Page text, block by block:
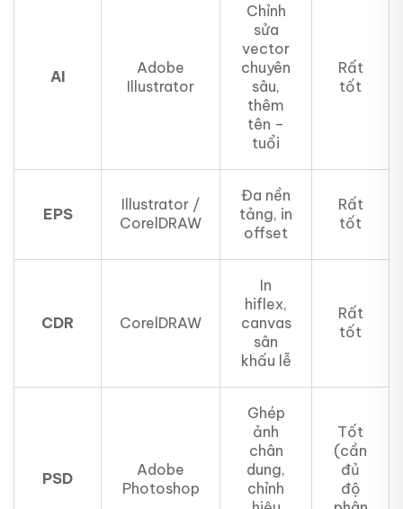
AI
Adobe
Illustrator
Chỉnh
sửa
vector
chuyên
sâu,
thêm
tên –
tuổi
Rất
tốt
EPS
Illustrator /
CorelDRAW
Đa nền
tảng, in
offset
Rất
tốt
CDR CorelDRAW
In
hiflex,
canvas
sân
khấu lễ
Rất
tốt
PSD
Adobe
Photoshop
Ghép
ảnh
chân
dung,
chỉnh
Tốt
(cần
đủ
độ